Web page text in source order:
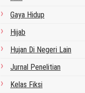
Gaya Hidup
Hijab
Hujan Di Negeri Lain
Jurnal Penelitian
Kelas Fiksi